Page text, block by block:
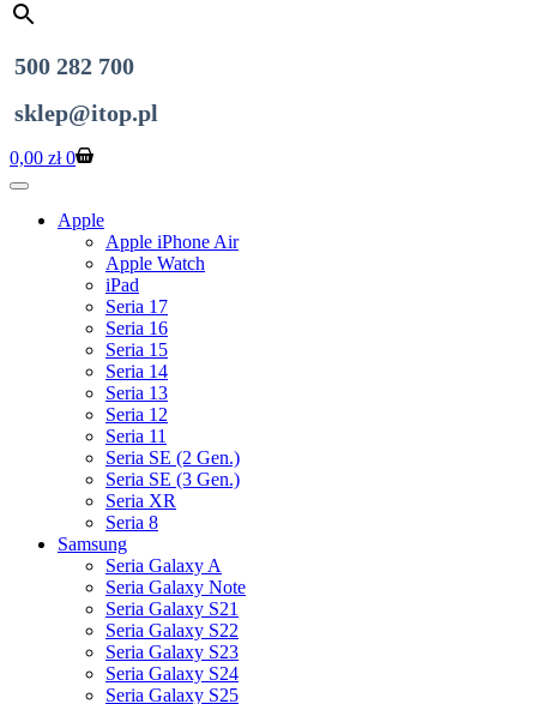
500 282 700
sklep@itop.pl
Koszyk
0,00 zł 0
Apple
Apple iPhone Air
Apple Watch
iPad
Seria 17
Seria 16
Seria 15
Seria 14
Seria 13
Seria 12
Seria 11
Seria SE (2 Gen.)
Seria SE (3 Gen.)
Seria XR
Seria 8
Samsung
Seria Galaxy A
Seria Galaxy Note
Seria Galaxy S21
Seria Galaxy S22
Seria Galaxy S23
Seria Galaxy S24
Seria Galaxy S25